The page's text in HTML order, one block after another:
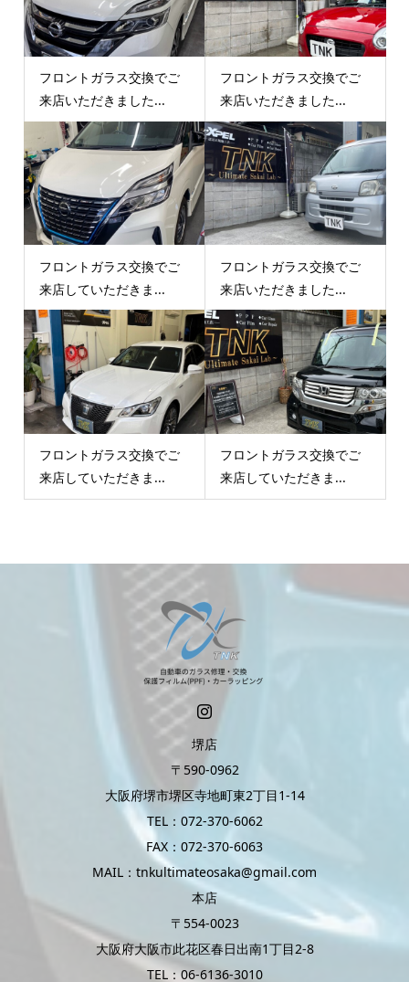
フロントガラス交換でご
来店いただきました...
フロントガラス交換でご
来店いただきました...
フロントガラス交換でご
来店していただきま...
フロントガラス交換でご
来店いただきました...
フロントガラス交換でご
来店していただきま...
フロントガラス交換でご
来店していただきま...
堺店
〒590-0962
大阪府堺市堺区寺地町東2丁目1-14
TEL：072-370-6062
FAX：072-370-6063
MAIL：tnkultimateosaka@gmail.com
本店
〒554-0023
大阪府大阪市此花区春日出南1丁目2-8
TEL：06-6136-3010